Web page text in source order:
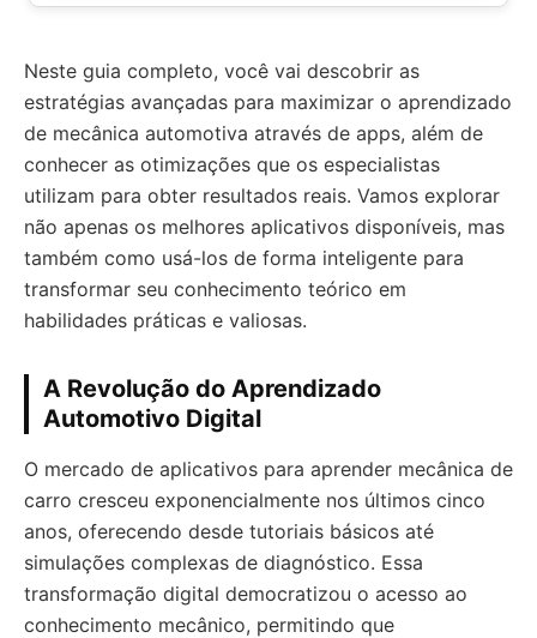
Neste guia completo, você vai descobrir as
estratégias avançadas para maximizar o aprendizado
de mecânica automotiva através de apps, além de
conhecer as otimizações que os especialistas
utilizam para obter resultados reais. Vamos explorar
não apenas os melhores aplicativos disponíveis, mas
também como usá-los de forma inteligente para
transformar seu conhecimento teórico em
habilidades práticas e valiosas.
A Revolução do Aprendizado
Automotivo Digital
O mercado de aplicativos para aprender mecânica de
carro cresceu exponencialmente nos últimos cinco
anos, oferecendo desde tutoriais básicos até
simulações complexas de diagnóstico. Essa
transformação digital democratizou o acesso ao
conhecimento mecânico, permitindo que